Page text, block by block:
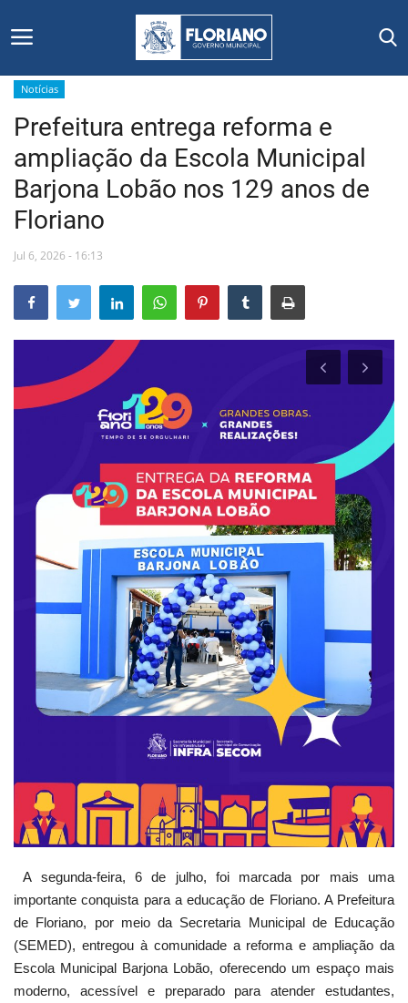
Início
Editais
Floriano
Secretarias e Órgãos
Mural de Licitações
Vídeos
Contato
Notícias
Prefeitura entrega reforma e
ampliação da Escola Municipal
Barjona Lobão nos 129 anos de
Floriano
Jul 6, 2026 - 16:13
A segunda-feira, 6 de julho, foi marcada por mais uma
importante conquista para a educação de Floriano. A Prefeitura
de Floriano, por meio da Secretaria Municipal de Educação
(SEMED), entregou à comunidade a reforma e ampliação da
Escola Municipal Barjona Lobão, oferecendo um espaço mais
moderno, acessível e preparado para atender estudantes,